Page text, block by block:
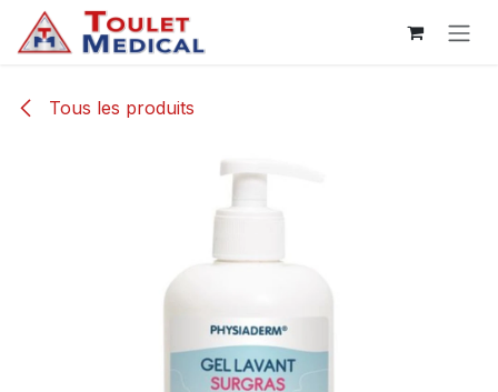
Se rendre au contenu
Tous les produits